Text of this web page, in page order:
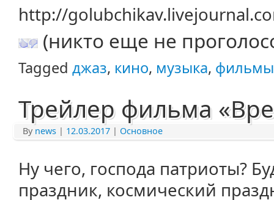
http://
(никто еще не
Tagged джаз, кино, музыка, фильмы
Трейлер фильма
By news | 12.03.2017 | Основное
Ну чего, господа патриоты?
праздник, космический